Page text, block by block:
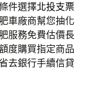
件選擇北投支票
車廠商幫您抽化
服務免費估價長
度購買指定商品
去銀行手續信貸